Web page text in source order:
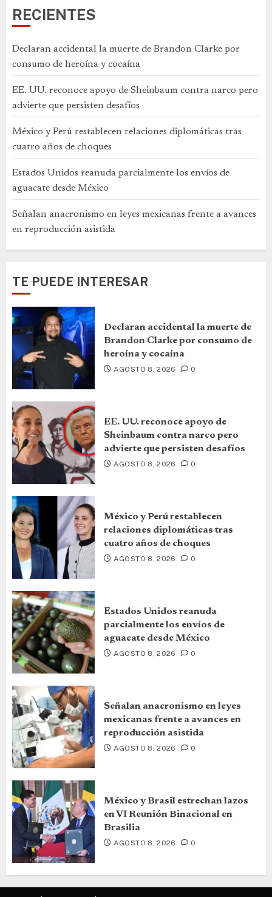
RECIENTES
Declaran accidental la muerte de Brandon Clarke por
consumo de heroína y cocaína
EE. UU. reconoce apoyo de Sheinbaum contra narco pero
advierte que persisten desafíos
México y Perú restablecen relaciones diplomáticas tras
cuatro años de choques
Estados Unidos reanuda parcialmente los envíos de
aguacate desde México
Señalan anacronismo en leyes mexicanas frente a avances
en reproducción asistida
TE PUEDE INTERESAR
Declaran accidental la muerte de
Brandon Clarke por consumo de
heroína y cocaína
AGOSTO 8, 2026 0
EE. UU. reconoce apoyo de
Sheinbaum contra narco pero
advierte que persisten desafíos
AGOSTO 8, 2026 0
México y Perú restablecen
relaciones diplomáticas tras
cuatro años de choques
AGOSTO 8, 2026 0
Estados Unidos reanuda
parcialmente los envíos de
aguacate desde México
AGOSTO 8, 2026 0
Señalan anacronismo en leyes
mexicanas frente a avances en
reproducción asistida
AGOSTO 8, 2026 0
México y Brasil estrechan lazos
en VI Reunión Binacional en
Brasilia
AGOSTO 8, 2026 0